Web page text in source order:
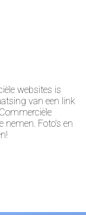
websites is
van een link
Foto’s en